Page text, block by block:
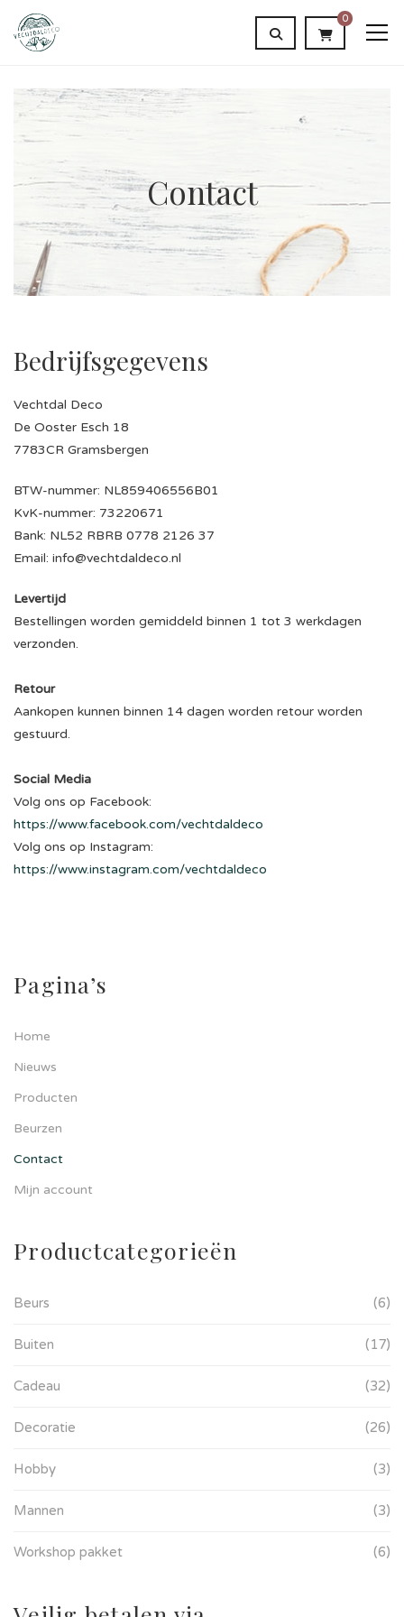
0
Contact
Bedrijfsgegevens
Vechtdal Deco
De Ooster Esch 18
7783CR Gramsbergen
BTW-nummer: NL859406556B01
KvK-nummer: 73220671
Bank: NL52 RBRB 0778 2126 37
Email: info@vechtdaldeco.nl
Levertijd
Bestellingen worden gemiddeld binnen 1 tot 3 werkdagen
verzonden.
Retour
Aankopen kunnen binnen 14 dagen worden retour worden
gestuurd.
Social Media
Volg ons op Facebook:
https://www.facebook.com/vechtdaldeco
Volg ons op Instagram:
https://www.instagram.com/vechtdaldeco
Pagina’s
Home
Nieuws
Producten
Beurzen
Contact
Mijn account
Productcategorieën
Beurs (6)
Buiten (17)
Cadeau (32)
Decoratie (26)
Hobby (3)
Mannen (3)
Workshop pakket (6)